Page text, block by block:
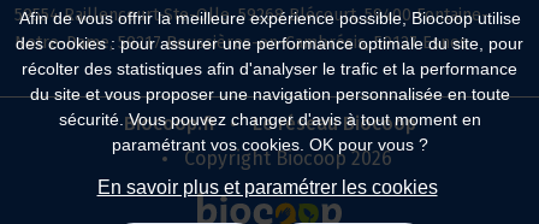
Afin de vous offrir la meilleure expérience possible, Biocoop utilise
des cookies : pour assurer une performance optimale du site, pour
récolter des statistiques afin d'analyser le trafic et la performance
du site et vous proposer une navigation personnalisée en toute
sécurité. Vous pouvez changer d'avis à tout moment en
paramétrant vos cookies. OK pour vous ?
En savoir plus et paramétrer les cookies
59554 Raillencourt-Ste-Olle, 59268 Blécourt, 59400 Fontaine-
Notre-Dame, 59217 Boussières-en-Cambrésis, 59127 Esnes
Biocoop.fr
Le réseau Biocoop
Copyright Biocoop 2026